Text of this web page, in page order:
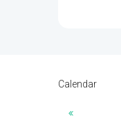
Calendar